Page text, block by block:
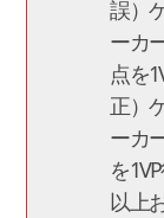
誤）
ーカ
点を
正）
ーカ
を
以上